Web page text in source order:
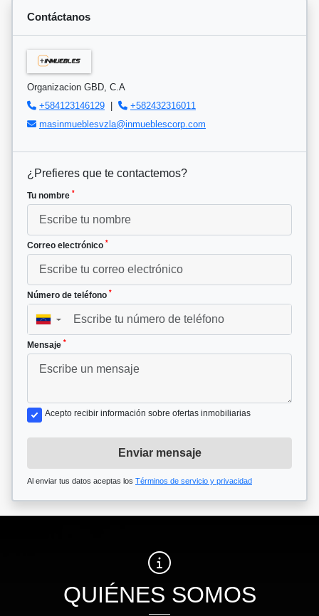
Contáctanos
Organizacion GBD, C.A
+584123146129 |
+582432316011
masinmueblesvzla@inmueblescorp.com
¿Prefieres que te contactemos?
Tu nombre *
Correo electrónico *
Número de teléfono *
▼
Mensaje *
Acepto recibir información sobre ofertas inmobiliarias
Enviar mensaje
Al enviar tus datos aceptas los Términos de servicio y privacidad
QUIÉNES SOMOS